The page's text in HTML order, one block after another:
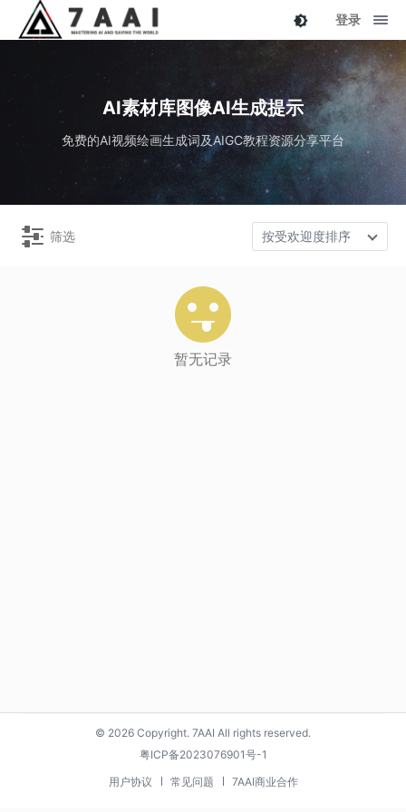
登录
AI素材库图像AI生成提示
免费的AI视频绘画生成词及AIGC教程资源分享平台
筛选 按受欢迎度排序
暂无记录
© 2026 Copyright. 7AAI All rights reserved.
粤ICP备2023076901号-1
用户协议
常见问题 7AAI商业合作